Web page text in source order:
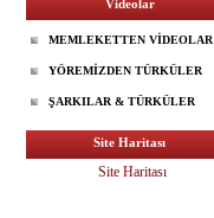
Videolar
MEMLEKETTEN VİDEOLAR
YÖREMİZDEN TÜRKÜLER
ŞARKILAR & TÜRKÜLER
Site Haritası
Site Haritası